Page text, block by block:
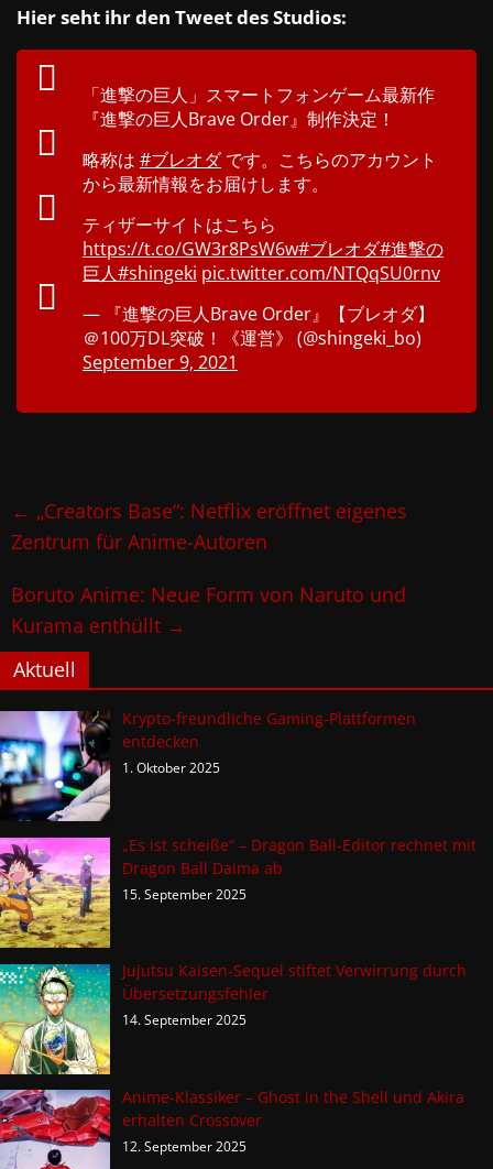
Hier seht ihr den Tweet des Studios:
「進撃の巨人」スマートフォンゲーム最新作
『進撃の巨人Brave Order』制作決定！
略称は #ブレオダです。こちらのアカウント
から最新情報をお届けします。
ティザーサイトはこちら
https://t.co/GW3r8PsW6w#ブレオダ#進撃の
巨人#shingeki pic.twitter.com/NTQqSU0rnv
— 『進撃の巨人Brave Order』【ブレオダ】
＠100万DL突破！《運営》 (@shingeki_bo)
September 9, 2021
← „Creators Base“: Netflix eröffnet eigenes
Zentrum für Anime-Autoren
Boruto Anime: Neue Form von Naruto und
Kurama enthüllt →
Aktuell
Krypto-freundliche Gaming-Plattformen
entdecken
1. Oktober 2025
„Es ist scheiße“ – Dragon Ball-Editor rechnet mit
Dragon Ball Daima ab
15. September 2025
Jujutsu Kaisen-Sequel stiftet Verwirrung durch
Übersetzungsfehler
14. September 2025
Anime-Klassiker – Ghost in the Shell und Akira
erhalten Crossover
12. September 2025